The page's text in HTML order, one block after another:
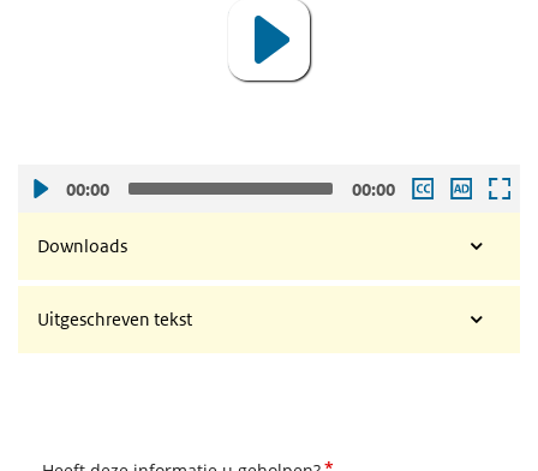
00:00 00:00
Downloads
Uitgeschreven tekst